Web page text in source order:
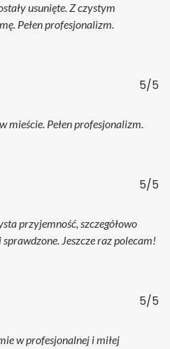
usunięte. Z czystym
Pełen profesjonalizm.
5/5
mieście. Pełen profesjonalizm.
5/5
przyjemność, szczegółowo
Jeszcze raz polecam!
5/5
w profesjonalnej i miłej